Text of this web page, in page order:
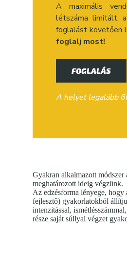
A maximális
létszáma limitált,
foglalást követően
foglalj most!
FOGLALÁS
A helyet legalább
Gyakran alkalmazott
meghatározott ideig végzünk.
Az edzésforma lényege,
fejlesztő) gyakorlatokból
intenzitással,
része saját súllyal végzet